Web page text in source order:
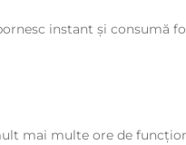
instant și consumă
mai multe ore de